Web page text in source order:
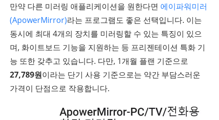
만약 다른 미러링 애플리케이션을 원한다면 에이파워미러
(ApowerMirror)라는 프로그램도 좋은 선택입니다. 이는
동시에 최대 4개의 장치를 미러링할 수 있는 특징이 있으
며, 화이트보드 기능을 지원하는 등 프리젠테이션 특화 기
능 또한 갖추고 있습니다. 다만, 1개월 플랜 기준으로
27,789원이라는 단기 사용 기준으로는 약간 부담스러운
가격이 단점으로 작용합니다.